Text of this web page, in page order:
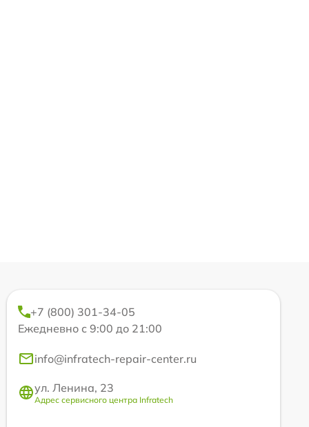
+7 (800) 301-34-05
Ежедневно с 9:00 до 21:00
info@infratech-repair-center.ru
ул. Ленина, 23
Адрес сервисного центра Infratech